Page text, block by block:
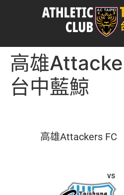
高雄
台中藍鯨
高雄Attackers FC
vs